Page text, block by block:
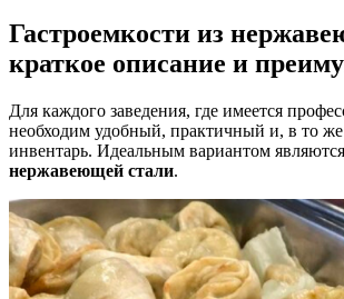
Гастроемкости из
краткое описание и
Для каждого заведения, где имеется
необходим удобный, практичный и, в то
инвентарь. Идеальным вариантом являются
нержавеющей стали.